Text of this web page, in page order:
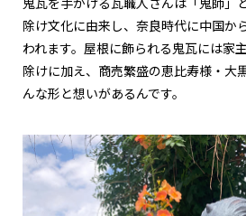
鬼瓦を手がける瓦職人さんは「鬼師」
除け文化に由来し、奈良時代に中国か
われます。屋根に飾られる鬼瓦には家
除けに加え、商売繁盛の恵比寿様・大
んな形と想いがあるんです。